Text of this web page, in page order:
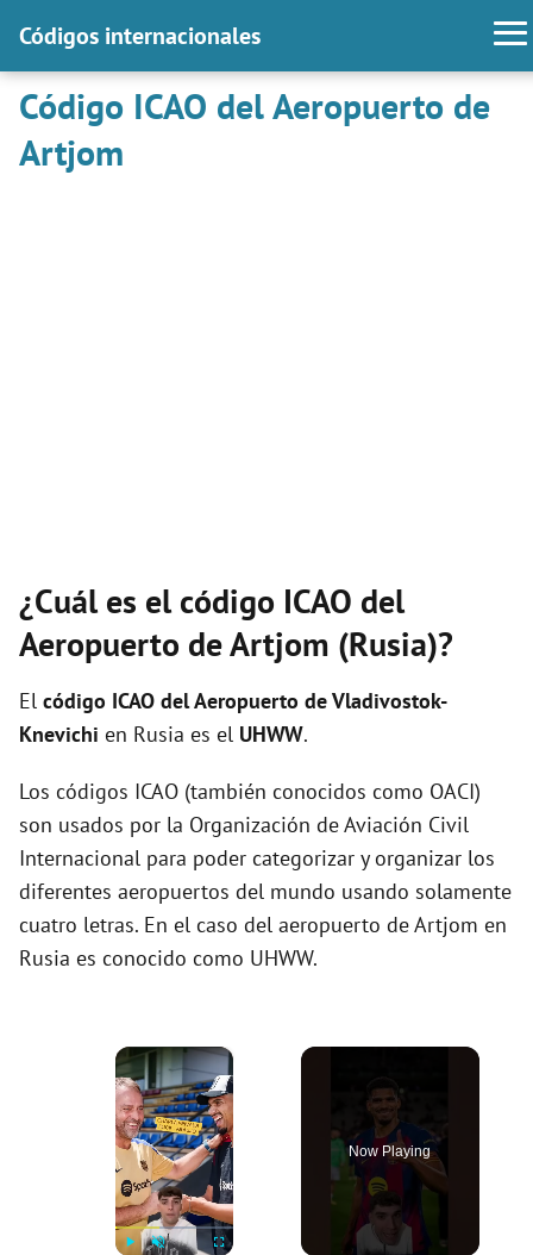
Códigos internacionales
Código ICAO del Aeropuerto de
Artjom
¿Cuál es el código ICAO del
Aeropuerto de Artjom (Rusia)?
El código ICAO delAeropuerto de Vladivostok-
Knevichi en Rusia es el UHWW.
Los códigos ICAO (también conocidos como OACI)
son usados por la Organización de Aviación Civil
Internacional para poder categorizar y organizar los
diferentes aeropuertos del mundo usando solamente
cuatro letras. En el caso del aeropuerto de Artjom en
Rusia es conocido como UHWW.
×
Now Playing